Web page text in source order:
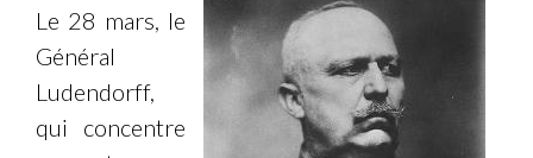
Le 28 mars, le
Général
Ludendorff,
qui concentre